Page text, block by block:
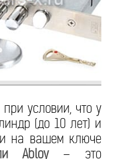
условии, что у
(до 10 лет) и
на вашем ключе
Abloy– это